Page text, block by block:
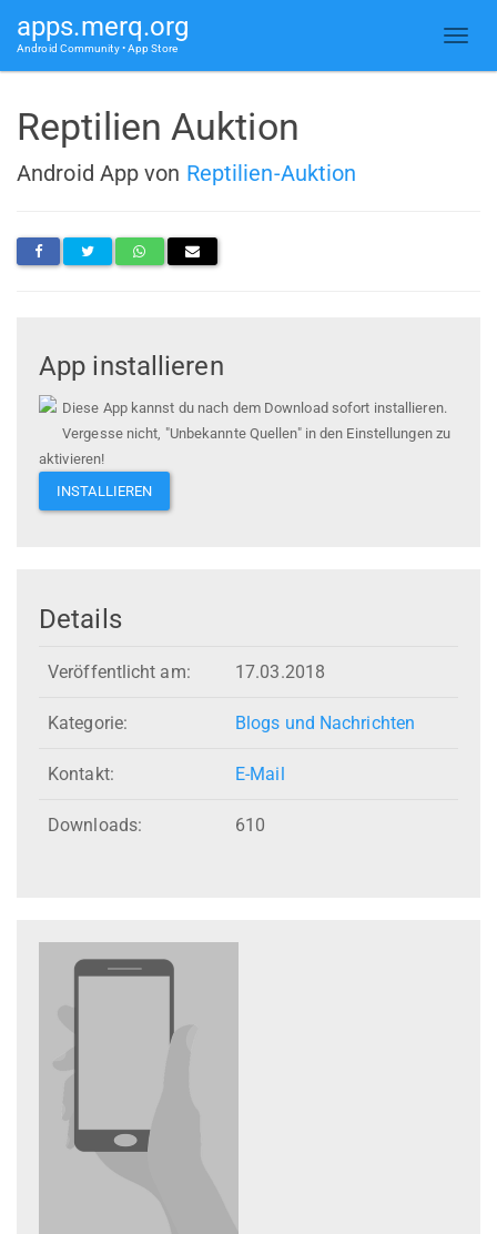
apps.merq.org
Android Community • App Store
Reptilien Auktion
Android App von Reptilien-Auktion
App installieren
Diese App kannst du nach dem Download sofort installieren.
Vergesse nicht, "Unbekannte Quellen" in den Einstellungen zu
aktivieren!
INSTALLIEREN
Details
Veröffentlicht am: 17.03.2018
Kategorie: Blogs und Nachrichten
Kontakt: E-Mail
Downloads: 610